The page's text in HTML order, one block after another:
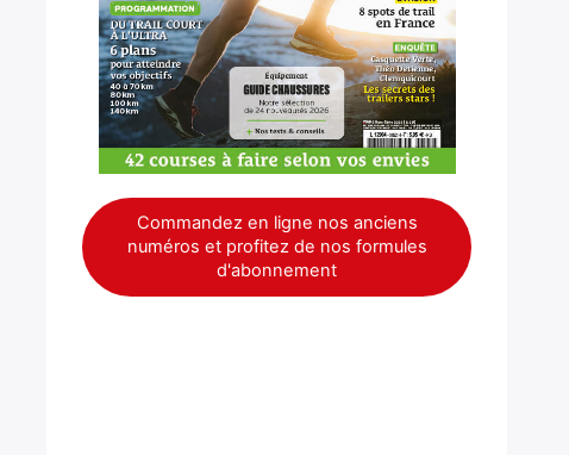
Commandez en ligne nos anciens
numéros et profitez de nos formules
d'abonnement